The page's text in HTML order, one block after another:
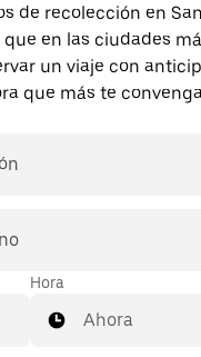
de recolección en
en las ciudades
un viaje con
que más te
Hora
Ahora